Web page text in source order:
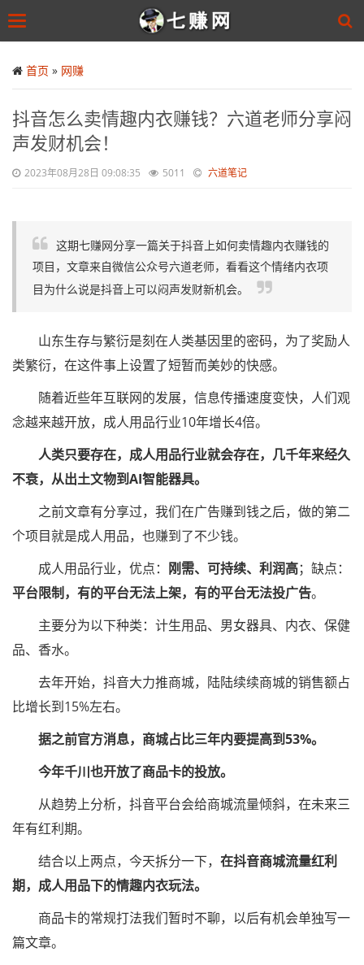
to
main
Toggle
首页 » 网赚
抖音怎么卖情趣内衣赚钱？六道老师分享闷
声发财机会！
2023年08月28日 09:08:35 5011 六道笔记
这期七赚网分享一篇关于抖音上如何卖情趣内衣赚钱的
项目，文章来自微信公众号六道老师，看看这个情绪内衣项
目为什么说是抖音上可以闷声发财新机会。
山东生存与繁衍是刻在人类基因里的密码，为了奖励人
类繁衍，在这件事上设置了短暂而美妙的快感。
随着近些年互联网的发展，信息传播速度变快，人们观
念越来越开放，成人用品行业10年增长4倍。
人类只要存在，成人用品行业就会存在，几千年来经久
不衰，从出土文物到AI智能器具。
之前文章有分享过，我们在广告赚到钱之后，做的第二
个项目就是成人用品，也赚到了不少钱。
成人用品行业，优点： 刚需、可持续、利润高；缺点：
平台限制，有的平台无法上架，有的平台无法投广告。
主要分为以下种类：计生用品、男女器具、内衣、保健
品、香水。
去年开始，抖音大力推商城，陆陆续续商城的销售额占
比增长到15%左右。
据之前官方消息，商城占比三年内要提高到53%。
今年千川也开放了商品卡的投放。
从趋势上分析，抖音平台会给商城流量倾斜，在未来三
年有红利期。
结合以上两点，今天拆分一下， 在抖音商城流量红利
期，成人用品下的情趣内衣玩法。
商品卡的常规打法我们暂时不聊，以后有机会单独写一
篇文章。